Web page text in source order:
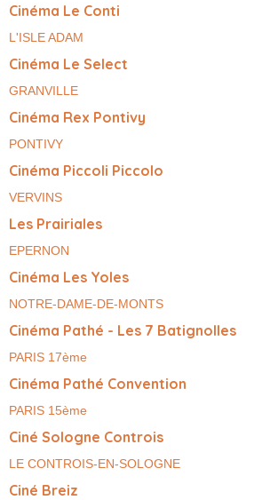
Cinéma Le Conti
L'ISLE ADAM
Cinéma Le Select
GRANVILLE
Cinéma Rex Pontivy
PONTIVY
Cinéma Piccoli Piccolo
VERVINS
Les Prairiales
EPERNON
Cinéma Les Yoles
NOTRE-DAME-DE-MONTS
Cinéma Pathé - Les 7 Batignolles
PARIS 17ème
Cinéma Pathé Convention
PARIS 15ème
Ciné Sologne Controis
LE CONTROIS-EN-SOLOGNE
Ciné Breiz